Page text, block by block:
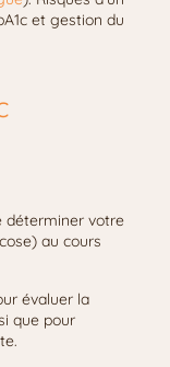
et gestion du
déterminer votre
au cours
évaluer la
que pour